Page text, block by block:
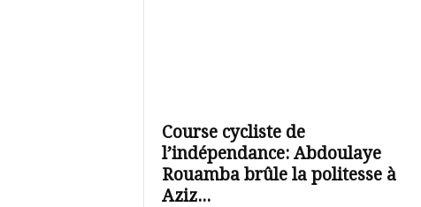
Course cycliste de
l’indépendance: Abdoulaye
Rouamba brûle la politesse à
Aziz...